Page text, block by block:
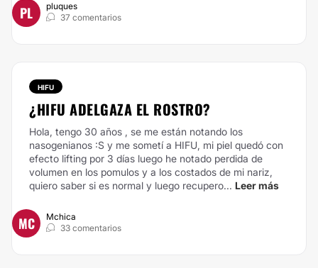
PL
pluques
37 comentarios
HIFU
¿HIFU ADELGAZA EL ROSTRO?
Hola, tengo 30 años , se me están notando los
nasogenianos :S y me sometí a HIFU, mi piel quedó con
efecto lifting por 3 días luego he notado perdida de
volumen en los pomulos y a los costados de mi nariz,
quiero saber si es normal y luego recupero... Leer más
MC
Mchica
33 comentarios